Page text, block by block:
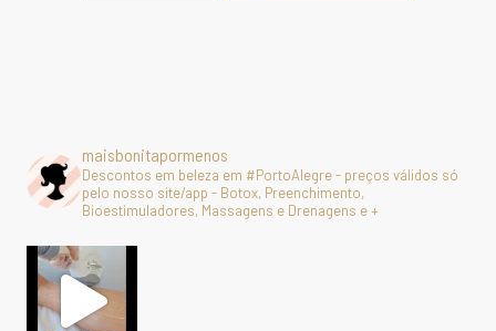
maisbonitapormenos
Descontos em beleza em #PortoAlegre - preços válidos só
pelo nosso site/app - Botox, Preenchimento,
Bioestimuladores, Massagens e Drenagens e +